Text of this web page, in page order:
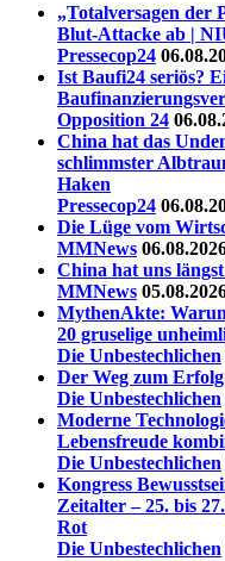
„Totalversagen der
Blut-Attacke ab |
Pressecop24
Ist Baufi24 seriös?
Opposition 24
China hat das
schlimmster
Haken
Pressecop24
Die Lüge vom
MMNews
China hat uns
MMNews
MythenAkte:
20 gruselige
Die Unbestechlichen
Der Weg zum
Die Unbestechlichen
Moderne
Lebensfreude
Die Unbestechlichen
Kongress
Zeitalter – 25. bis
Rot
Die Unbestechlichen